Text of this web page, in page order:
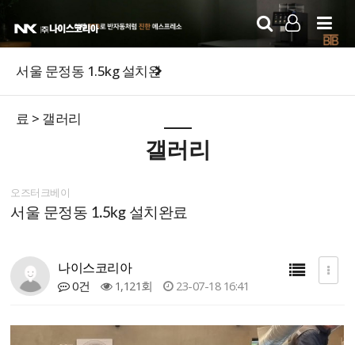
서울 문정동 1.5kg 설치완
료 > 갤러리
갤러리
오즈터크베이
서울 문정동 1.5kg 설치완료
나이스코리아
0건 1,121회 23-07-18 16:41